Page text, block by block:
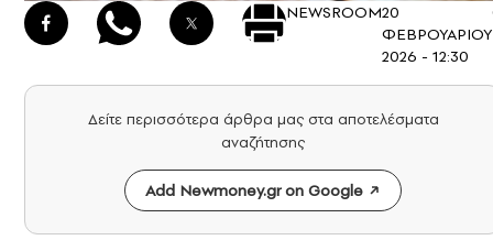
NEWSROOM20
ΦΕΒΡΟΥΑΡΙΟΥ
2026 - 12:30
Δείτε περισσότερα άρθρα μας στα αποτελέσματα
αναζήτησης
Add Newmoney.gr on Google